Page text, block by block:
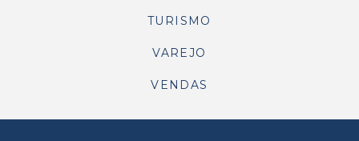
TURISMO
VAREJO
VENDAS